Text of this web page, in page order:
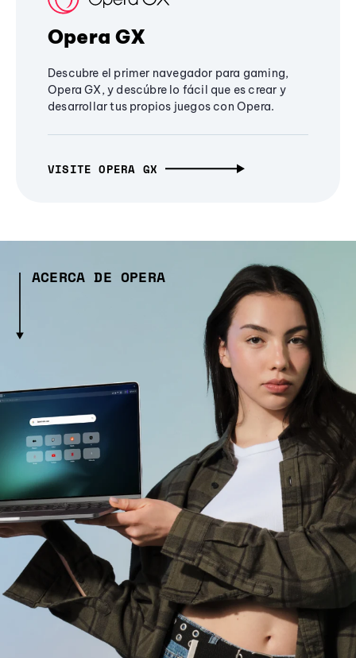
Opera GX
Descubre el primer navegador para gaming,
Opera GX, y descúbre lo fácil que es crear y
desarrollar tus propios juegos con Opera.
VISITE OPERA GX
ACERCA DE OPERA